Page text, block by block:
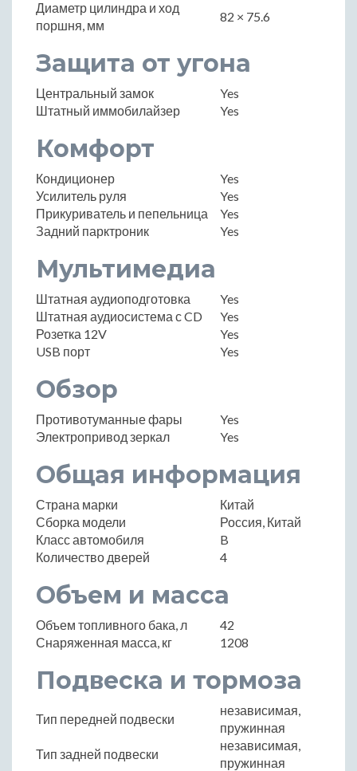
Диаметр цилиндра и ход
поршня, мм
82 × 75.6
Защита от угона
Центральный замок
Yes
Штатный иммобилайзер
Yes
Комфорт
Кондиционер
Yes
Усилитель руля
Yes
Прикуриватель и пепельница
Yes
Задний парктроник
Yes
Мультимедиа
Штатная аудиоподготовка
Yes
Штатная аудиосистема с CD
Yes
Розетка 12V
Yes
USB порт
Yes
Обзор
Противотуманные фары
Yes
Электропривод зеркал
Yes
Общая информация
Страна марки
Китай
Сборка модели
Россия, Китай
Класс автомобиля
B
Количество дверей
4
Объем и масса
Объем топливного бака, л
42
Снаряженная масса, кг
1208
Подвеска и тормоза
Тип передней подвески
независимая,
пружинная
Тип задней подвески
независимая,
пружинная